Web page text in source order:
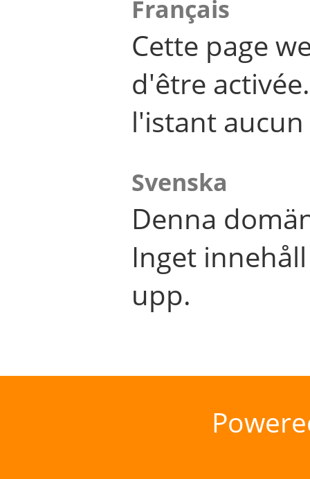
Français
Cette page
d'être
l'istant
Svenska
Denna
Inget
upp.